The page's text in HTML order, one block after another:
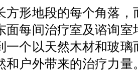
方形地段的每个角落
面每间治疗室及谘询
一个以天然木材和玻
和户外带来的治疗力